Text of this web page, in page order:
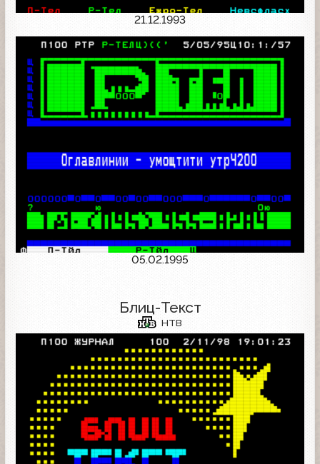
21.12.1993
05.02.1995
Блиц-Текст
НТВ